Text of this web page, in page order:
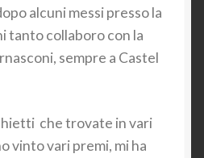
alcuni messi presso la
tanto collaboro con la
sempre a Castel
che trovate in vari
vinto vari premi, mi ha